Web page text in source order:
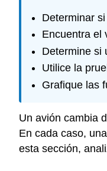
Determinar
Encuentra el
Determine si
Utilice la
Grafique las
Un avión cambia
En cada caso,
esta sección,